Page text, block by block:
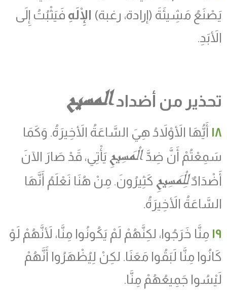
يَصْنَعُ مَشِيئَةَ (إرادة، رغبة) الْإِلَهِ فَيَثْبُتُ إِلَى
الأَبَدِ.
تحذير من أضدادالمسيح
١٨ أَيُّهَا الأَوْلاَدُ هِيَ السَّاعَةُ الأَخِيرَةُ. وَكَمَا
سَمِعْتُمْ أَنَّ ضِدَّالْمَسِيحِيَأْتِي، قَدْ صَارَ الآنَ
أَضْدَادٌلِلْمَسِيحِ كَثِيرُونَ. مِنْ هُنَا نَعْلَمُ أَنَّهَا
السَّاعَةُ الأَخِيرَةُ.
١٩ مِنَّا خَرَجُوا، لكِنَّهُمْ لَمْ يَكُونُوا مِنَّا، لأَنَّهُمْ لَوْ
كَانُوا مِنَّا لَبَقُوا مَعَنَا. لكِنْ لِيُظْهَرُوا أَنَّهُمْ
لَيْسُوا جَمِيعُهُمْ مِنَّا.